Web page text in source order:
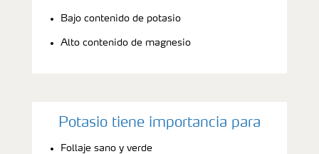
Bajo contenido de potasio
Alto contenido de magnesio
Potasio tiene importancia para
Follaje sano y verde